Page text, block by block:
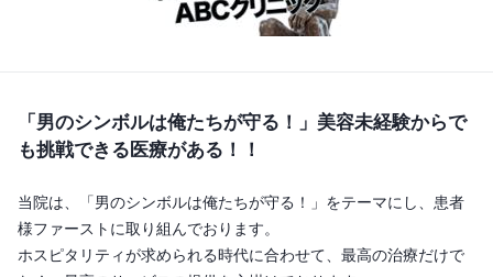
「男のシンボルは俺たちが守る！」美容未経験からで
も挑戦できる医療がある！！
当院は、「男のシンボルは俺たちが守る！」をテーマにし、患者
様ファーストに取り組んでおります。
ホスピタリティが求められる時代に合わせて、最高の治療だけで